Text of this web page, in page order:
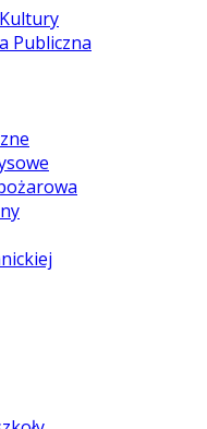
Publiczna